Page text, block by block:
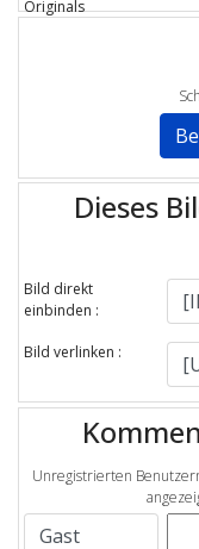
Originals
Dieses
Bild direkt
einbinden :
Bild verlinken :
Unregistrierten